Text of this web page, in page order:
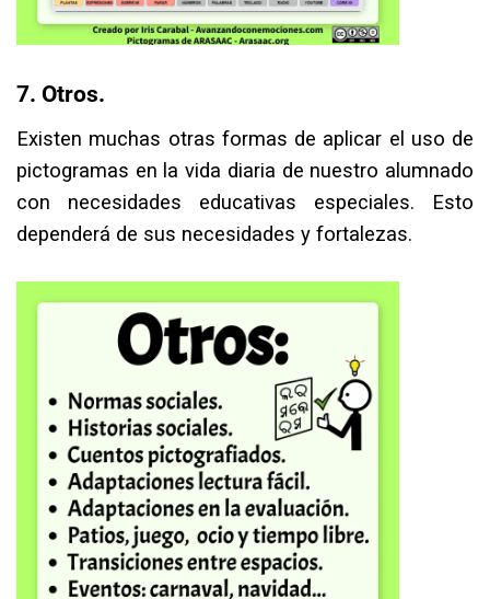
7. Otros.⁣
Existen muchas otras formas de aplicar el uso de
pictogramas en la vida diaria de nuestro alumnado
con necesidades educativas especiales. Esto
dependerá de sus necesidades y fortalezas.⁣